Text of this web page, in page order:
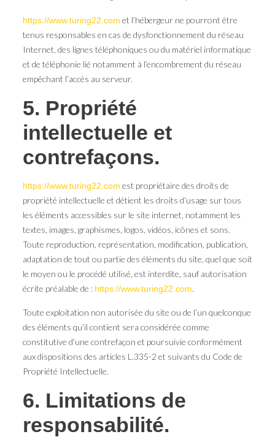
https://www.turing22.com et l’hébergeur ne pourront être
tenus responsables en cas de dysfonctionnement du réseau
Internet, des lignes téléphoniques ou du matériel informatique
et de téléphonie lié notamment à l’encombrement du réseau
empêchant l’accès au serveur.
5. Propriété
intellectuelle et
contrefaçons.
https://www.turing22.com est propriétaire des droits de
propriété intellectuelle et détient les droits d’usage sur tous
les éléments accessibles sur le site internet, notamment les
textes, images, graphismes, logos, vidéos, icônes et sons.
Toute reproduction, représentation, modification, publication,
adaptation de tout ou partie des éléments du site, quel que soit
le moyen ou le procédé utilisé, est interdite, sauf autorisation
écrite préalable de : https://www.turing22.com.
Toute exploitation non autorisée du site ou de l’un quelconque
des éléments qu’il contient sera considérée comme
constitutive d’une contrefaçon et poursuivie conformément
aux dispositions des articles L.335-2 et suivants du Code de
Propriété Intellectuelle.
6. Limitations de
responsabilité.